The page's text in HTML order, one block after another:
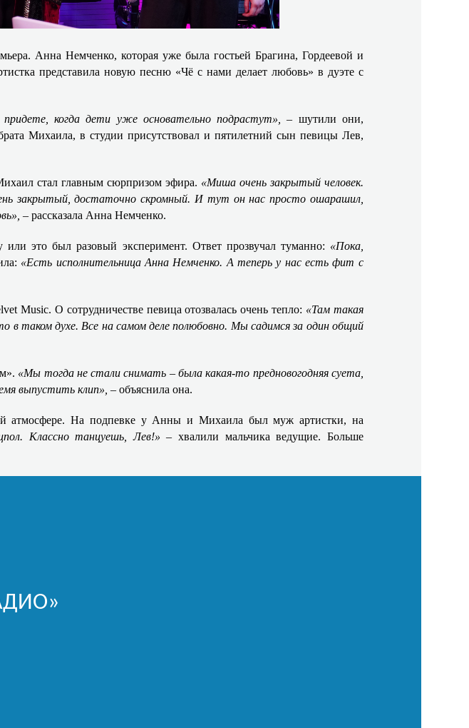
Анна Немченко, которая уже была гостьей Брагина, Гордеевой и
представила новую песню «Чё с нами делает любовь» в дуэте с
когда дети уже основательно подрастут»,– шутили они,
Михаила, в студии присутствовал и пятилетний сын певицы Лев,
стал главным сюрпризом эфира. «Миша очень закрытый человек.
закрытый, достаточно скромный. И тут он нас просто ошарашил,
– рассказала Анна Немченко.
это был разовый эксперимент. Ответ прозвучал туманно: «Пока,
«Есть исполнительница Анна Немченко. А теперь у нас есть фит с
Music. О сотрудничестве певица отозвалась очень тепло: «Там такая
таком духе. Все на самом деле полюбовно. Мы садимся за один общий
«Мы тогда не стали снимать – была какая-то предновогодняя суета,
выпустить клип», –объяснила она.
атмосфере. На подпевке у Анны и Михаила был муж артистки, на
Классно танцуешь, Лев!»– хвалили мальчика ведущие. Больше